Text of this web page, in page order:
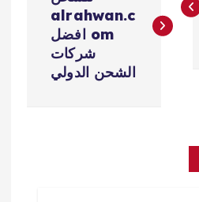
alrahwan.c
om افضل
شركات
الشحن الدولي